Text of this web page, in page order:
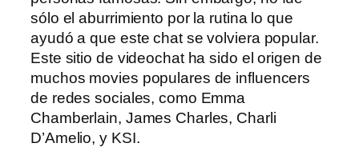
sólo el aburrimiento por la rutina lo que
ayudó a que este chat se volviera popular.
Este sitio de videochat ha sido el origen de
muchos movies populares de influencers
de redes sociales, como Emma
Chamberlain, James Charles, Charli
D’Amelio, y KSI.